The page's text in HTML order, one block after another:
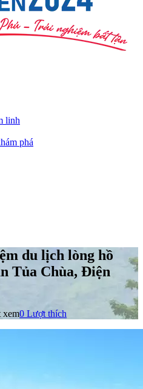
linh
phá
du lịch lòng hồ
Tủa Chùa, Điện
xem0 Lượt thích